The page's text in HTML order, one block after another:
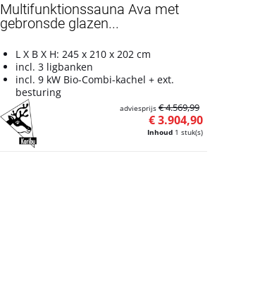
Multifunktionssauna Ava met
gebronsde glazen...
L X B X H: 245 x 210 x 202 cm
incl. 3 ligbanken
incl. 9 kW Bio-Combi-kachel + ext.
besturing
Inhoud 1 stuk(s)
€ 3.904,90
adviesprijs € 4.569,99